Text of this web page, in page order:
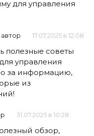
для управления
автор 17.07.2025 в 12:08
полезные советы
управления
за информацию,
из
31.07.2025 в 10:28
обзор,